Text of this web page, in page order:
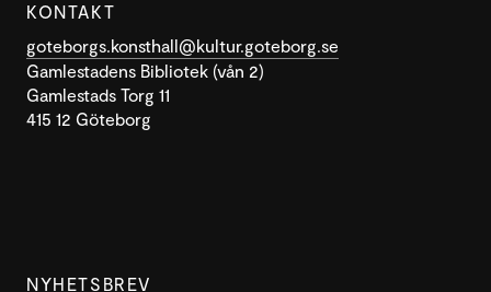
KONTAKT
goteborgs.konsthall@kultur.goteborg.se
Gamlestadens Bibliotek (vån 2)
Gamlestads Torg 11
415 12 Göteborg
NYHETSBREV